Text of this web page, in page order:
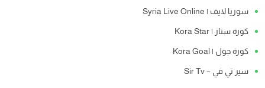
سوريا لايف | Syria Live Online
كورة ستار | Kora Star
كورة جول | Kora Goal
سير تي في – Sir Tv